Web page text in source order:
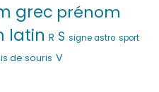
grec prénom
latin R S signe astro sport
de souris V